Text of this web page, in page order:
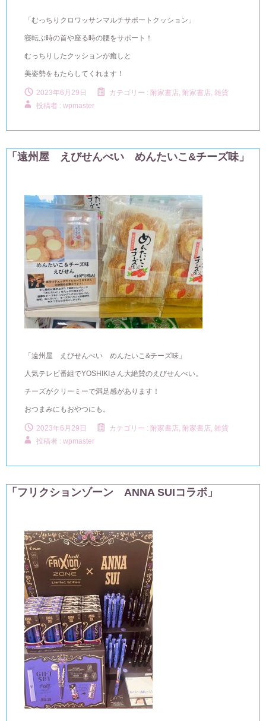
「むっちりクロワッサンマルチサポートクッション」
寝転ぶ時の首や座る時の腰をサポート！
むっちりしたクッションが癒しと
美姿勢をもたらしてくれます！
2023年6月29日 カテゴリー : 附家書店 附家書店, 雑貨
投稿者 : wpmaster
「遠州屋 えびせんべい めんたいこ&チーズ味」
「遠州屋 えびせんべい めんたいこ&チーズ味」
人気テレビ番組でYOSHIKIさん大絶賛のえびせんべい。
チーズがクリーミーで満足感があります！
おつまみにもおやつにも。
2023年6月29日 カテゴリー : 附家書店 附家書店, 雑貨
投稿者 : wpmaster
「フリクションゾーン ANNA SUIコラボ」